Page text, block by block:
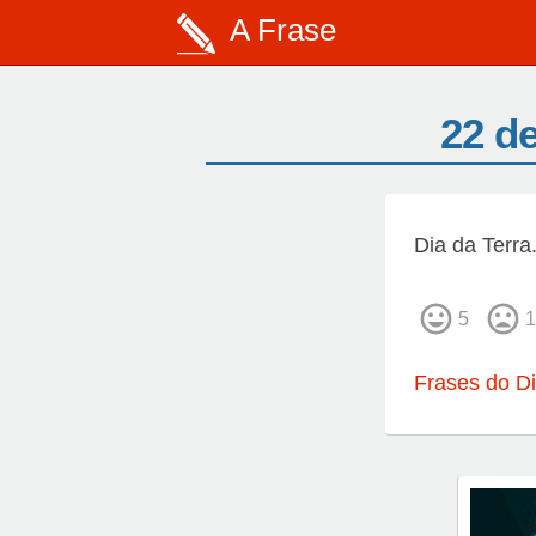
A Frase
22
Dia da Terra.
5 1
Frases do